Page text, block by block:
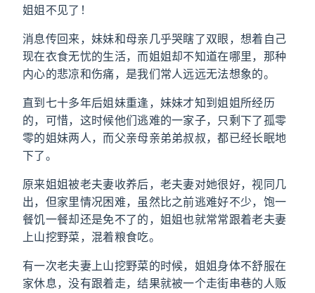
姐姐不见了！
消息传回来，妹妹和母亲几乎哭瞎了双眼，想着自己
现在衣食无忧的生活，而姐姐却不知道在哪里，那种
内心的悲凉和伤痛，是我们常人远远无法想象的。
直到七十多年后姐妹重逢，妹妹才知到姐姐所经历
的，可惜，这时候他们逃难的一家子，只剩下了孤零
零的姐妹两人，而父亲母亲弟弟叔叔，都已经长眠地
下了。
原来姐姐被老夫妻收养后，老夫妻对她很好，视同几
出，但家里情况困难，虽然比之前逃难好不少，饱一
餐饥一餐却还是免不了的，姐姐也就常常跟着老夫妻
上山挖野菜，混着粮食吃。
有一次老夫妻上山挖野菜的时候，姐姐身体不舒服在
家休息，没有跟着走，结果就被一个走街串巷的人贩